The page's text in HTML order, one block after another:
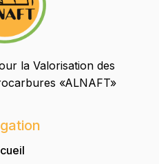
la Valorisation des
«ALNAFT»